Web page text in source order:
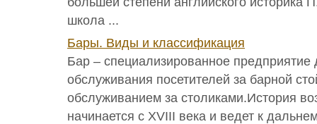
школа ...
Бары. Виды и классификация
Бар – специализированное предприятие
обслуживания посетителей за барной
обслуживанием за столиками.История
начинается с XVIII века и ведет к